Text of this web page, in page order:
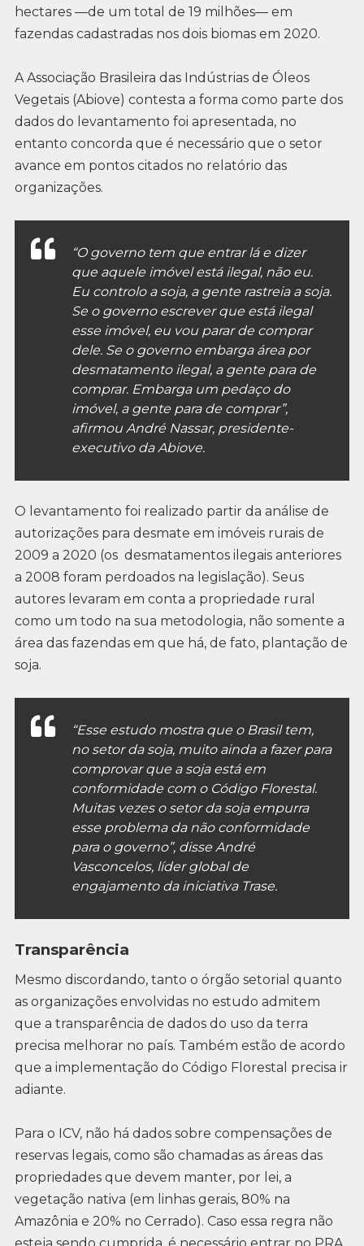
hectares —de um total de 19 milhões— em
fazendas cadastradas nos dois biomas em 2020.
A Associação Brasileira das Indústrias de Óleos
Vegetais (Abiove) contesta a forma como parte dos
dados do levantamento foi apresentada, no
entanto concorda que é necessário que o setor
avance em pontos citados no relatório das
organizações.
“O governo tem que entrar lá e dizer
que aquele imóvel está ilegal, não eu.
Eu controlo a soja, a gente rastreia a soja.
Se o governo escrever que está ilegal
esse imóvel, eu vou parar de comprar
dele. Se o governo embarga área por
desmatamento ilegal, a gente para de
comprar. Embarga um pedaço do
imóvel, a gente para de comprar”,
afirmou André Nassar, presidente-
executivo da Abiove.
O levantamento foi realizado partir da análise de
autorizações para desmate em imóveis rurais de
2009 a 2020 (os desmatamentos ilegais anteriores
a 2008 foram perdoados na legislação). Seus
autores levaram em conta a propriedade rural
como um todo na sua metodologia, não somente a
área das fazendas em que há, de fato, plantação de
soja.
“Esse estudo mostra que o Brasil tem,
no setor da soja, muito ainda a fazer para
comprovar que a soja está em
conformidade com o Código Florestal.
Muitas vezes o setor da soja empurra
esse problema da não conformidade
para o governo”, disse André
Vasconcelos, líder global de
engajamento da iniciativa Trase.
Transparência
Mesmo discordando, tanto o órgão setorial quanto
as organizações envolvidas no estudo admitem
que a transparência de dados do uso da terra
precisa melhorar no país. Também estão de acordo
que a implementação do Código Florestal precisa ir
adiante.
Para o ICV, não há dados sobre compensações de
reservas legais, como são chamadas as áreas das
propriedades que devem manter, por lei, a
vegetação nativa (em linhas gerais, 80% na
Amazônia e 20% no Cerrado). Caso essa regra não